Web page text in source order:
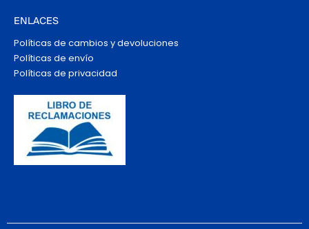
ENLACES
Políticas de cambios y devoluciones
Políticas de envío
Políticas de privacidad